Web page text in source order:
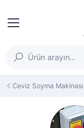
Ceviz Soyma Makinası